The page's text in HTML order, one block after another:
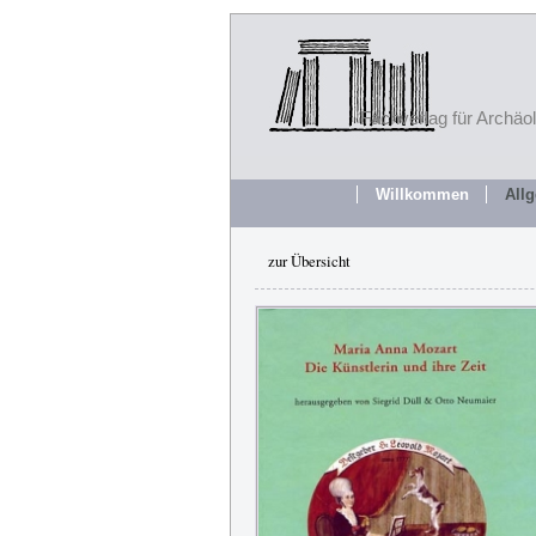
Fachverlag für
Willkommen
zur Übersicht